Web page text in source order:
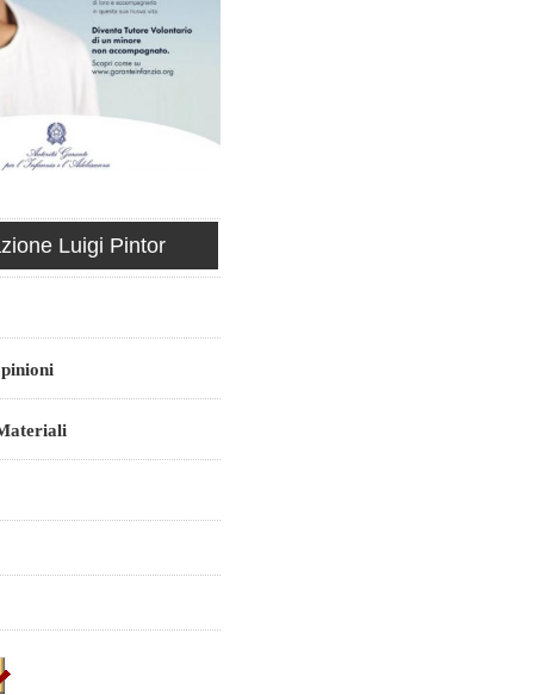
Luigi Pintor